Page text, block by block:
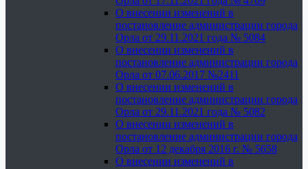
О внесении изменений в
постановление администрации города
Орла от 29.11.2021 года № 5084
О внесении изменений в
постановление администрации города
Орла от 07.06.2017 №2411
О внесении изменений в
постановление администрации города
Орла от 29.11.2021 года № 5082
О внесении изменений в
постановление администрации города
Орла от 12 декабря 2016 г. № 5658
О внесении изменений в